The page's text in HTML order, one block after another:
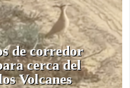
de corredor
cerca del
Volcanes